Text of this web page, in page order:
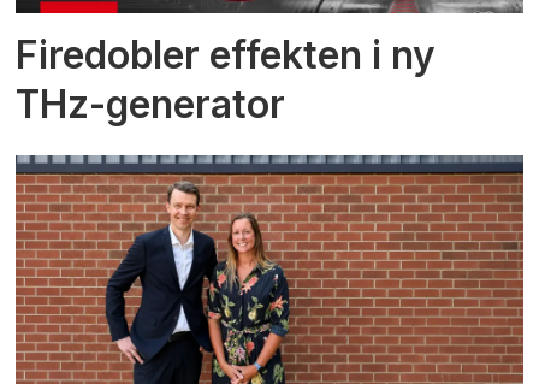
Firedobler effekten i ny
THz-generator